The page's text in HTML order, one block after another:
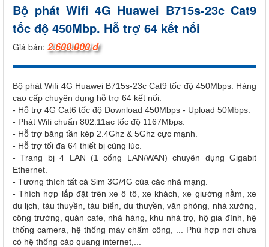
Bộ phát Wifi 4G Huawei B715s-23c Cat9
tốc độ 450Mbp. Hỗ trợ 64 kết nối
Giá bán: 2.600.000 đ
Bộ phát Wifi 4G Huawei B715s-23c Cat9 tốc độ 450Mbps. Hàng
cao cấp chuyên dụng hỗ trợ 64 kết nối:
- Hỗ trợ 4G Cat6 tốc độ Download 450Mbps - Upload 50Mbps.
- Phát Wifi chuẩn 802.11ac tốc độ 1167Mbps.
- Hỗ trợ băng tần kép 2.4Ghz & 5Ghz cực mạnh.
- Hỗ trợ tối đa 64 thiết bị cùng lúc.
- Trang bị 4 LAN (1 cổng LAN/WAN) chuyên dụng Gigabit
Ethernet.
- Tương thích tất cả Sim 3G/4G của các nhà mạng.
- Thích hợp lắp đặt trên xe ô tô, xe khách, xe giường nằm, xe
du lịch, tàu thuyền, tàu biển, du thuyền, văn phòng, nhà xưởng,
công trường, quán cafe, nhà hàng, khu nhà trọ, hộ gia đình, hệ
thống camera, hệ thống máy chấm công, ... Phù hợp nơi chưa
có hệ thống cáp quang internet,...